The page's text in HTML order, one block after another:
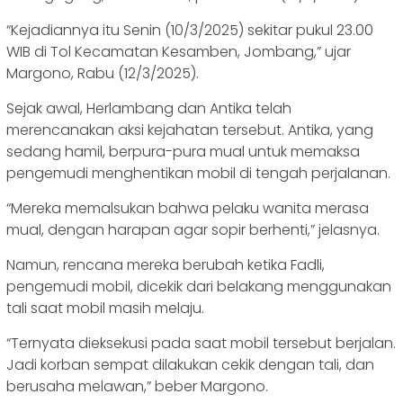
“Kejadiannya itu Senin (10/3/2025) sekitar pukul 23.00
WIB di Tol Kecamatan Kesamben, Jombang,” ujar
Margono, Rabu (12/3/2025).
Sejak awal, Herlambang dan Antika telah
merencanakan aksi kejahatan tersebut. Antika, yang
sedang hamil, berpura-pura mual untuk memaksa
pengemudi menghentikan mobil di tengah perjalanan.
“Mereka memalsukan bahwa pelaku wanita merasa
mual, dengan harapan agar sopir berhenti,” jelasnya.
Namun, rencana mereka berubah ketika Fadli,
pengemudi mobil, dicekik dari belakang menggunakan
tali saat mobil masih melaju.
“Ternyata dieksekusi pada saat mobil tersebut berjalan.
Jadi korban sempat dilakukan cekik dengan tali, dan
berusaha melawan,” beber Margono.